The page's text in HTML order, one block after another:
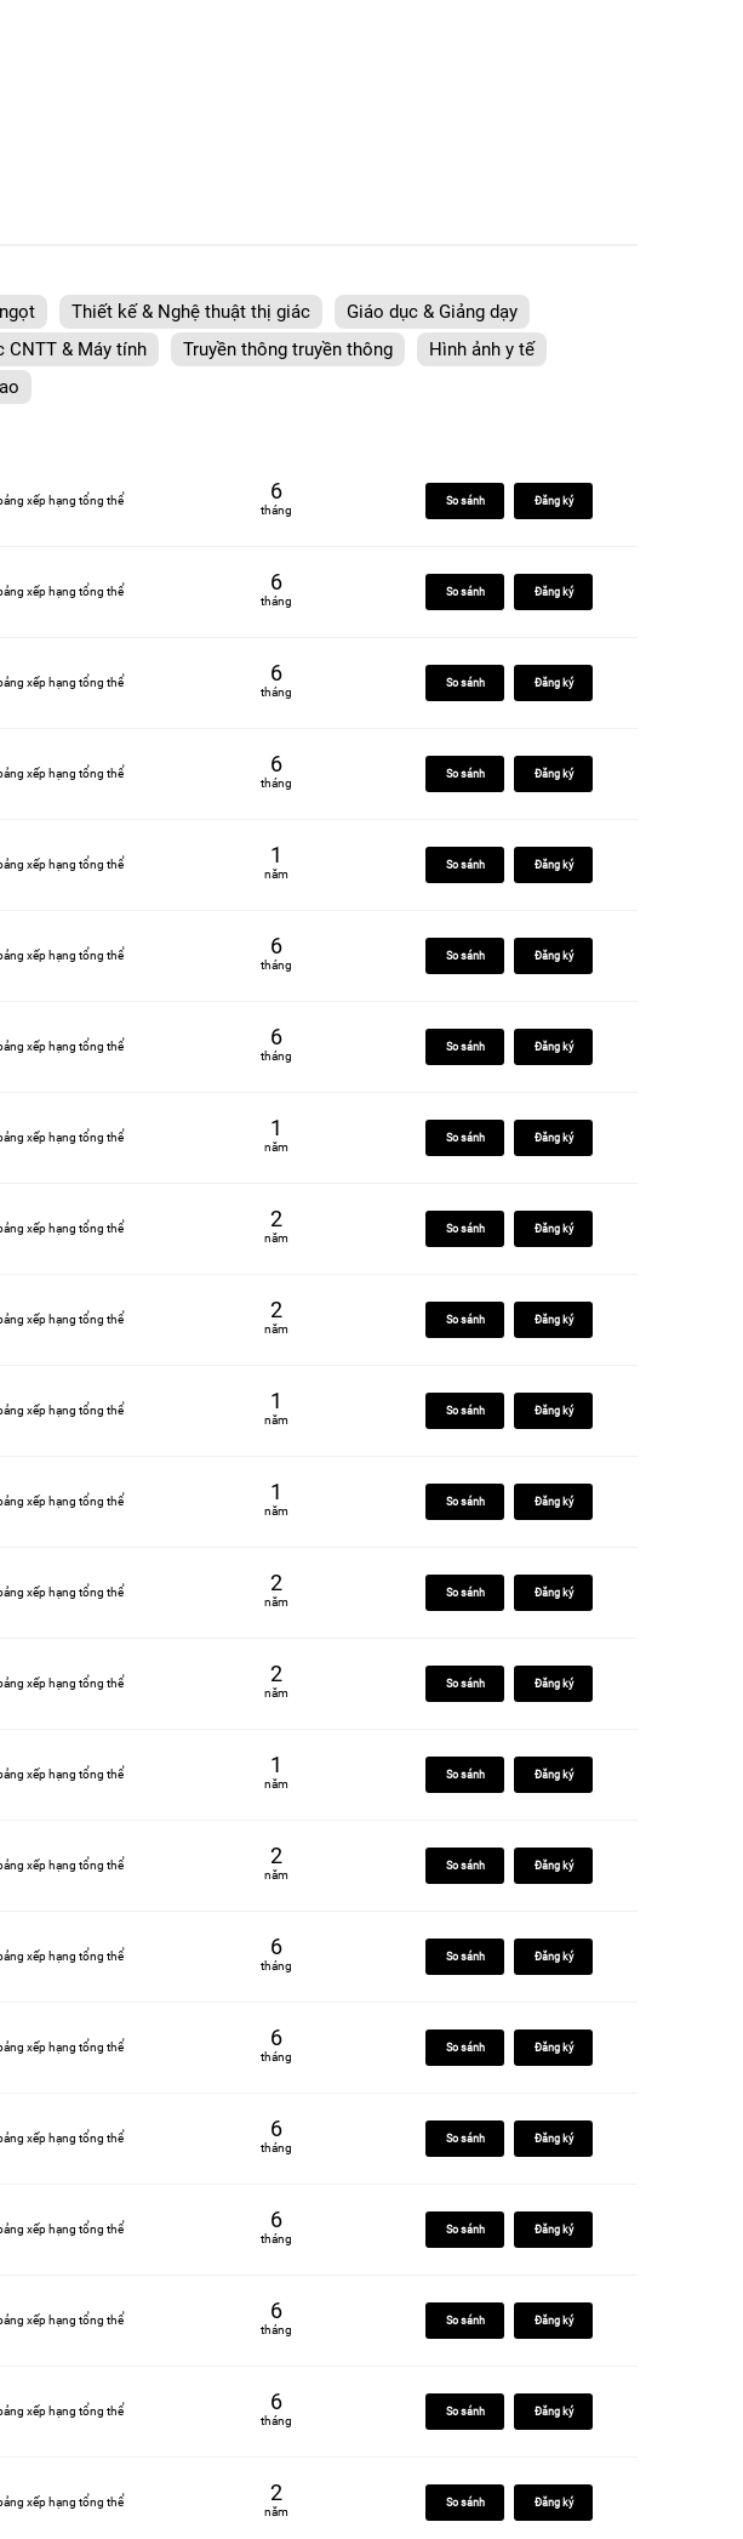
Thiết kế & Nghệ thuật thị giác
Giáo dục & Giảng dạy
CNTT & Máy tính Truyền thông truyền thông
Hình ảnh y tế
xếp hạng tổng thể 6
tháng
So sánh Đăng ký
xếp hạng tổng thể 6
tháng
So sánh Đăng ký
xếp hạng tổng thể 6
tháng
So sánh Đăng ký
xếp hạng tổng thể 6
tháng
So sánh Đăng ký
xếp hạng tổng thể 1
năm
So sánh Đăng ký
xếp hạng tổng thể 6
tháng
So sánh Đăng ký
xếp hạng tổng thể 6
tháng
So sánh Đăng ký
xếp hạng tổng thể 1
năm
So sánh Đăng ký
xếp hạng tổng thể 2
năm
So sánh Đăng ký
xếp hạng tổng thể 2
năm
So sánh Đăng ký
xếp hạng tổng thể 1
năm
So sánh Đăng ký
xếp hạng tổng thể 1
năm
So sánh Đăng ký
xếp hạng tổng thể 2
năm
So sánh Đăng ký
xếp hạng tổng thể 2
năm
So sánh Đăng ký
xếp hạng tổng thể 1
năm
So sánh Đăng ký
xếp hạng tổng thể 2
năm
So sánh Đăng ký
xếp hạng tổng thể 6
tháng
So sánh Đăng ký
xếp hạng tổng thể 6
tháng
So sánh Đăng ký
xếp hạng tổng thể 6
tháng
So sánh Đăng ký
xếp hạng tổng thể 6
tháng
So sánh Đăng ký
xếp hạng tổng thể 6
tháng
So sánh Đăng ký
xếp hạng tổng thể 6
tháng
So sánh Đăng ký
xếp hạng tổng thể 2
năm
So sánh Đăng ký